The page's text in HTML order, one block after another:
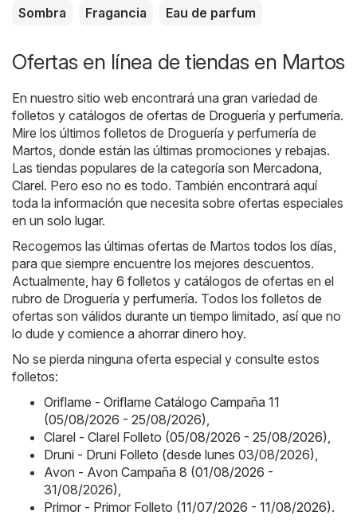
Sombra
Fragancia Eau de parfum
Ofertas en línea de tiendas en Martos
En nuestro sitio web encontrará una gran variedad de
folletos y catálogos de ofertas de Droguería y perfumería.
Mire los últimos folletos de Droguería y perfumería de
Martos, donde están las últimas promociones y rebajas.
Las tiendas populares de la categoría son Mercadona
Clarel. Pero eso no es todo. También encontrará aquí
toda la información que necesita sobre ofertas especiales
en un solo lugar.
Recogemos las últimas ofertas de Martos todos los días,
para que siempre encuentre los mejores descuentos.
Actualmente, hay 6 folletos y catálogos de ofertas en el
rubro de Droguería y perfumería. Todos los folletos de
ofertas son válidos durante un tiempo limitado, así que no
lo dude y comience a ahorrar dinero hoy.
No se pierda ninguna oferta especial y consulte estos
folletos:
Oriflame - Oriflame Catálogo Campaña 11
(05/08/2026 - 25/08/2026)
Clarel - Clarel Folleto (05/08/2026 - 25/08/2026)
Druni - Druni Folleto (desde lunes 03/08/2026)
Avon - Avon Campaña 8 (01/08/2026 -
31/08/2026)
Primor - Primor Folleto (11/07/2026 - 11/08/2026).